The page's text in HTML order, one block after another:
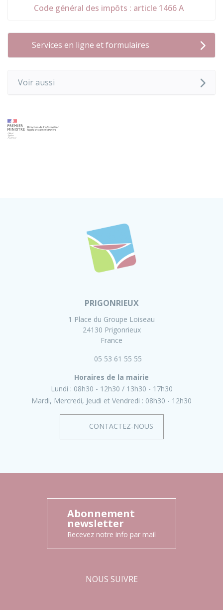
Code général des impôts : article 1466 A
Services en ligne et formulaires
Voir aussi
PRIGONRIEUX
1 Place du Groupe Loiseau
24130 Prigonrieux
France
05 53 61 55 55
Horaires de la mairie
Lundi : 08h30 - 12h30
13h30 - 17h30
Mardi, Mercredi, Jeudi et Vendredi : 08h30 - 12h30
CONTACTEZ-NOUS
Abonnement
newsletter
Recevez notre info par mail
NOUS SUIVRE